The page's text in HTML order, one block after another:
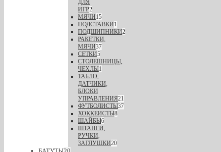
ДЛЯ
ИГР2
МЯЧИ15
ПОДСТАВКИ1
ПОДШИПНИКИ2
РАКЕТКИ,
МЯЧИ37
СЕТКИ5
СТОЛЕШНИЦЫ,
ЧЕХЛЫ1
ТАБЛО,
ДАТЧИКИ,
БЛОКИ
УПРАВЛЕНИЯ21
ФУТБОЛИСТЫ37
ХОККЕИСТЫ8
ШАЙБЫ6
ШТАНГИ,
РУЧКИ,
ЗАГЛУШКИ20